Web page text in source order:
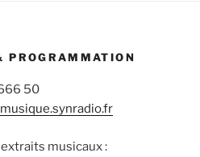
PROGRAMMATION
50
musicaux :